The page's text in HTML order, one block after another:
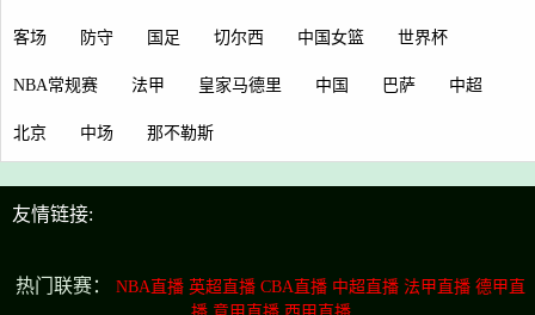
客场 防守 国足 切尔西 中国女篮 世界杯
NBA常规赛 法甲 皇家马德里 中国 巴萨 中超
北京 中场 那不勒斯
友情链接:
热门联赛： NBA直播 英超直播 CBA直播 中超直播 法甲直播 德甲直